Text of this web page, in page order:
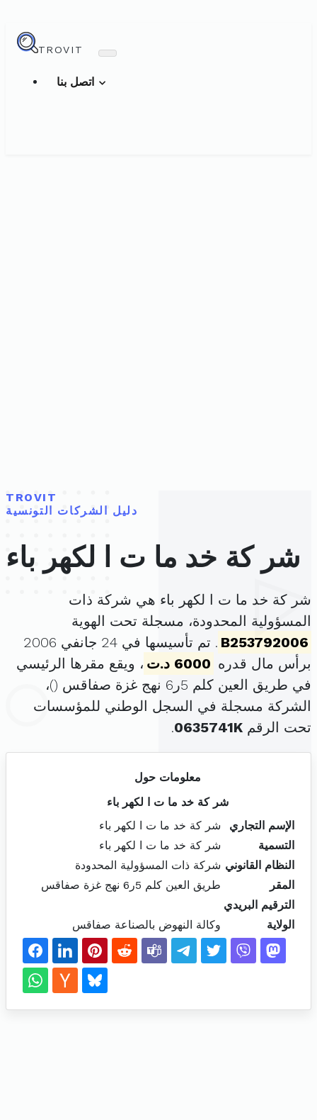
TROVIT
TROVIT
دليل الشركات التونسية
شر كة خد ما ت ا لكهر باء
شر كة خد ما ت ا لكهر باء هي شركة ذات
المسؤولية المحدودة، مسجلة تحت الهوية
B253792006
. تم تأسيسها في 24 جانفي 2006
برأس مال قدره 6000 د.ت
، ويقع مقرها الرئيسي
في طريق العين كلم 5ر6 نهج غزة صفاقس (
)،
الشركة مسجلة في السجل الوطني للمؤسسات
تحت الرقم 0635741K
.
معلومات حول
شر كة خد ما ت ا لكهر باء
الإسم التجاري
شر كة خد ما ت ا لكهر باء
التسمية
شر كة خد ما ت ا لكهر باء
النظام القانوني شركة ذات المسؤولية المحدودة
المقر
طريق العين كلم 5ر6 نهج غزة صفاقس
الترقيم البريدي
الولاية
وكالة النهوض بالصناعة صفاقس